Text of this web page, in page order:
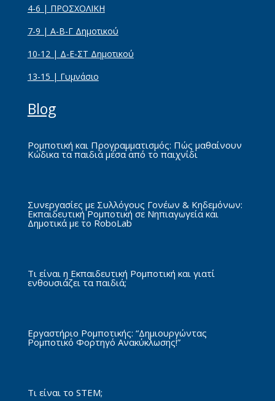
4-6 | ΠΡΟΣΧΟΛΙΚΗ
7-9 | Α-Β-Γ Δημοτικού
10-12 | Δ-Ε-ΣΤ Δημοτικού
13-15 | Γυμνάσιο
Blog
Ρομποτική και Προγραμματισμός: Πώς μαθαίνουν
Κώδικα τα παιδιά μέσα από το παιχνίδι
Συνεργασίες με Συλλόγους Γονέων & Κηδεμόνων:
Εκπαιδευτική Ρομποτική σε Νηπιαγωγεία και
Δημοτικά με το RoboLab
Τι είναι η Εκπαιδευτική Ρομποτική και γιατί
ενθουσιάζει τα παιδιά;
Εργαστήριο Ρομποτικής: “Δημιουργώντας
Ρομποτικό Φορτηγό Ανακύκλωσης!”
Τι είναι το STEM;